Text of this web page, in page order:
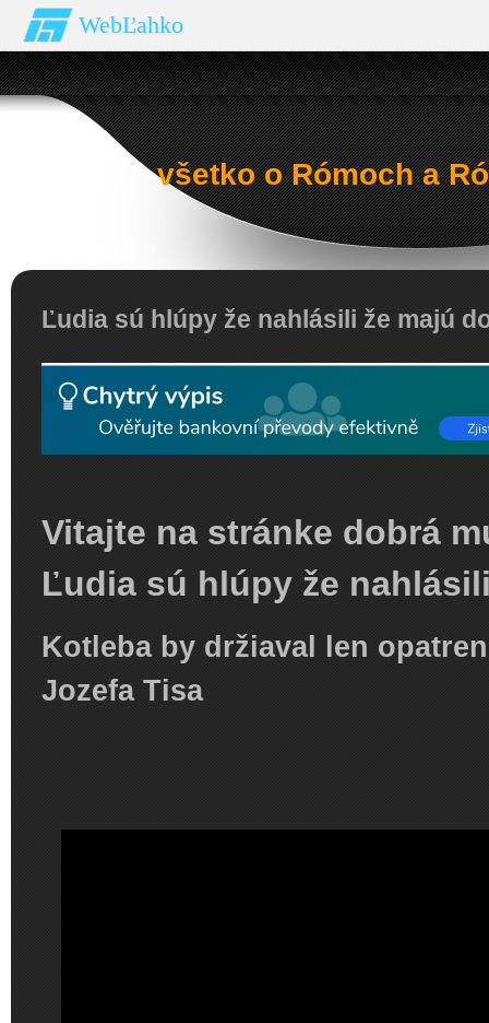
WebĽahko
všetko o Rómoch a
Ľudia sú hlúpy že nahlásili že majú
Vitajte na stránke dobrá
Ľudia sú hlúpy že
Kotleba by držiaval len
Jozefa Tisa